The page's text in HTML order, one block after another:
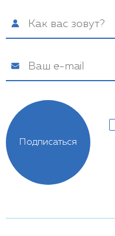
Подписаться